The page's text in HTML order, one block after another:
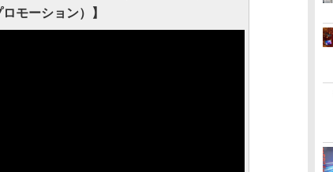
ロモーション）】